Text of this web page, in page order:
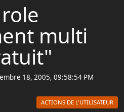
multi
18, 2005, 09:58:54 PM
ACTIONS DE L'UTILISATEUR